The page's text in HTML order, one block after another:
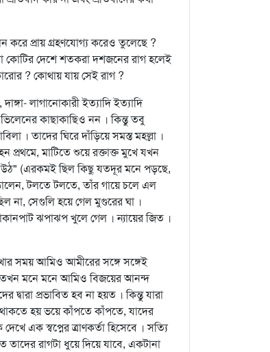
করে প্রায় গ্রহণযোগ্য করেও তুলেছে ?
দেশে শতকরা দশজনের রাগ হলেই
? কোথায় যায় সেই রাগ ?
লাগানোকারী ইত্যাদি ইত্যাদি
কাছাকাছিও নন । কিন্তু তবু
। তাদের ঘিরে দাঁড়িয়ে সমস্ত মহল্লা ।
প্রথমে, মাটিতে শুয়ে রক্তাক্ত মুখে যখন
উঠ" (এরকমই ছিল কিছু যতদূর মনে পড়ছে,
টলতে টলতে, তাঁর গায়ে চলে এল
না, সেগুলি হয়ে গেল মুগুরের ঘা ।
ঝপাঝপ খুলে গেল । ন্যায়ের জিত ।
সময় আমিও আমীরের সঙ্গে সঙ্গেই
তখন মনে মনে আমিও বিজয়ের আনন্দ
প্রভাবিত হব না হয়ত । কিন্তু যারা
হয় ভয়ে কাঁপতে কাঁপতে, যাদের
এক স্বপ্নের ত্রাণকর্তা হিসেবে । সত্যি
তাদের রাগটা ধুয়ে দিয়ে যাবে, একটানা